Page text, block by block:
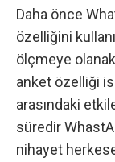
Daha önce
özelliğini
ölçmeye
anket özelliği
arasındaki
süredir
nihayet